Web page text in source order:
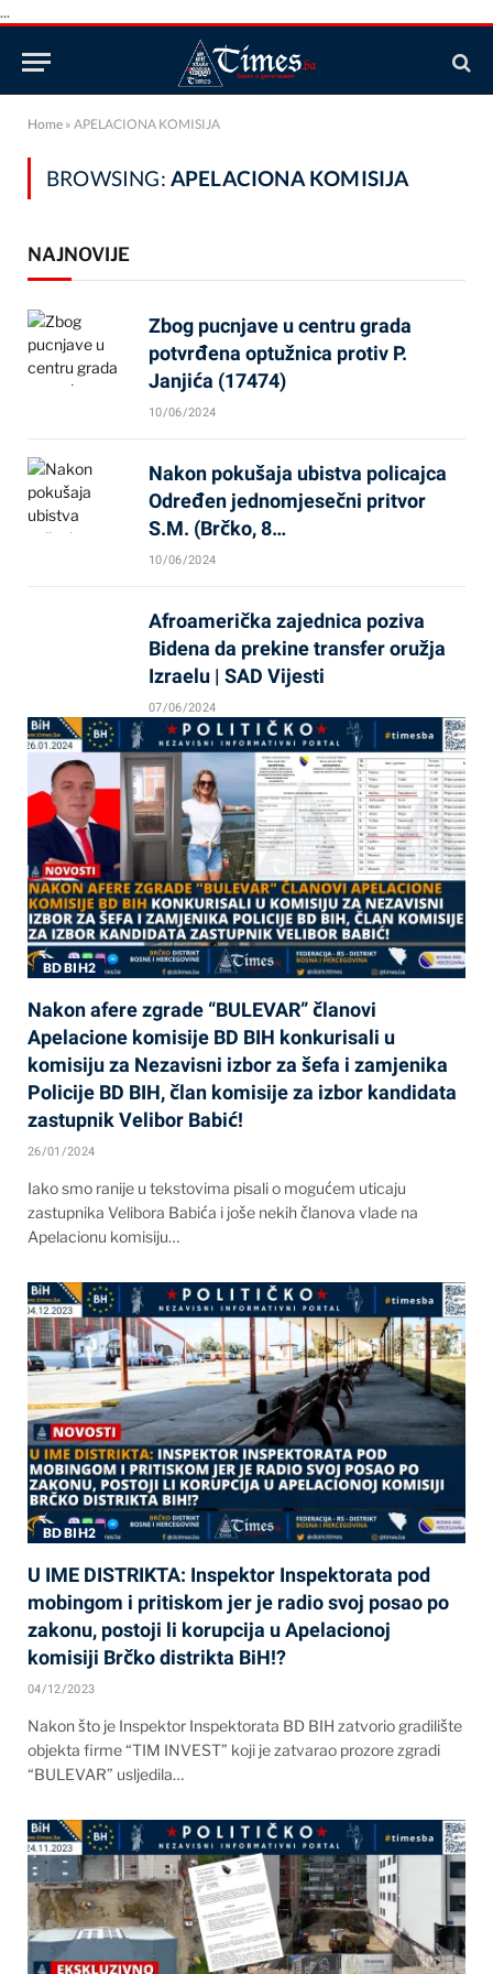
...
Home » APELACIONA KOMISIJA
BROWSING: APELACIONA KOMISIJA
NAJNOVIJE
Zbog pucnjave u centru grada
potvrđena optužnica protiv P.
Janjića (17474)
10/06/2024
Nakon pokušaja ubistva policajca
Određen jednomjesečni pritvor
S.M. (Brčko, 8…
10/06/2024
Afroamerička zajednica poziva
Bidena da prekine transfer oružja
Izraelu | SAD Vijesti
07/06/2024
BD BIH2
Nakon afere zgrade “BULEVAR” članovi
Apelacione komisije BD BIH konkurisali u
komisiju za Nezavisni izbor za šefa i zamjenika
Policije BD BIH, član komisije za izbor kandidata
zastupnik Velibor Babić!
26/01/2024
Iako smo ranije u tekstovima pisali o mogućem uticaju
zastupnika Velibora Babića i joše nekih članova vlade na
Apelacionu komisiju…
BD BIH2
U IME DISTRIKTA: Inspektor Inspektorata pod
mobingom i pritiskom jer je radio svoj posao po
zakonu, postoji li korupcija u Apelacionoj
komisiji Brčko distrikta BiH!?
04/12/2023
Nakon što je Inspektor Inspektorata BD BIH zatvorio gradilište
objekta firme “TIM INVEST” koji je zatvarao prozore zgradi
“BULEVAR” usljedila…